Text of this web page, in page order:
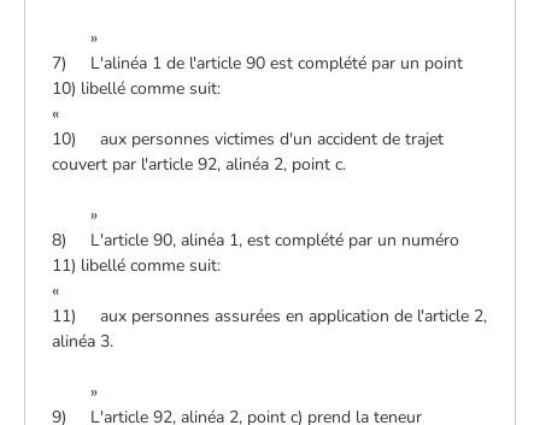
»
7) L'alinéa 1 de l'article 90 est complété par un point
10) libellé comme suit:
«
10) aux personnes victimes d'un accident de trajet
couvert par l'article 92, alinéa 2, point c.
»
8) L'article 90, alinéa 1, est complété par un numéro
11) libellé comme suit:
«
11) aux personnes assurées en application de l'article 2,
alinéa 3.
»
9) L'article 92, alinéa 2, point c) prend la teneur